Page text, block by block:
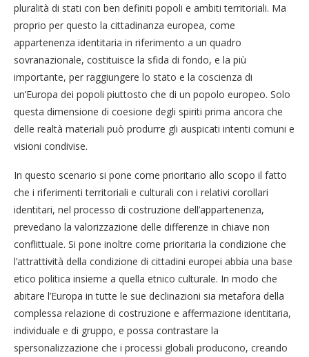
pluralità di stati con ben definiti popoli e ambiti territoriali. Ma
proprio per questo la cittadinanza europea, come
appartenenza identitaria in riferimento a un quadro
sovranazionale, costituisce la sfida di fondo, e la più
importante, per raggiungere lo stato e la coscienza di
un’Europa dei popoli piuttosto che di un popolo europeo. Solo
questa dimensione di coesione degli spiriti prima ancora che
delle realtà materiali può produrre gli auspicati intenti comuni e
visioni condivise.
In questo scenario si pone come prioritario allo scopo il fatto
che i riferimenti territoriali e culturali con i relativi corollari
identitari, nel processo di costruzione dell’appartenenza,
prevedano la valorizzazione delle differenze in chiave non
conflittuale. Si pone inoltre come prioritaria la condizione che
l’attrattività della condizione di cittadini europei abbia una base
etico politica insieme a quella etnico culturale. In modo che
abitare l’Europa in tutte le sue declinazioni sia metafora della
complessa relazione di costruzione e affermazione identitaria,
individuale e di gruppo, e possa contrastare la
spersonalizzazione che i processi globali producono, creando